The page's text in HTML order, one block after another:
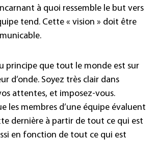
à quoi ressemble le but vers
tend. Cette « vision » doit être
principe que tout le monde est sur
d’onde. Soyez très clair dans
attentes, et imposez-vous.
les membres d’une équipe évaluent
dernière à partir de tout ce qui est
en fonction de tout ce qui est